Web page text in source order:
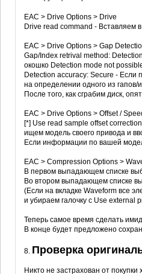
EAC > Drive Options > Drive
Drive read command - Вставляем
EAC > Drive Options > Gap
Gap/Index retrival method:
окошко Detection mode not
Detection accuracy: Secure - Если
на определении одного из
После того, как сграбим диск,
EAC > Drive Options > Offset /
[*] Use read sample offset
ищем модель своего привода и
Если информации по вашей
EAC > Compression Options >
В первом выпадающем списке
Во втором выпадающем списке
(Если на вкладке Waveform все
и убираем галочку с Use external
Теперь самое время сделать
В конце будет предложено
8. Проверка
Никто не застрахован от